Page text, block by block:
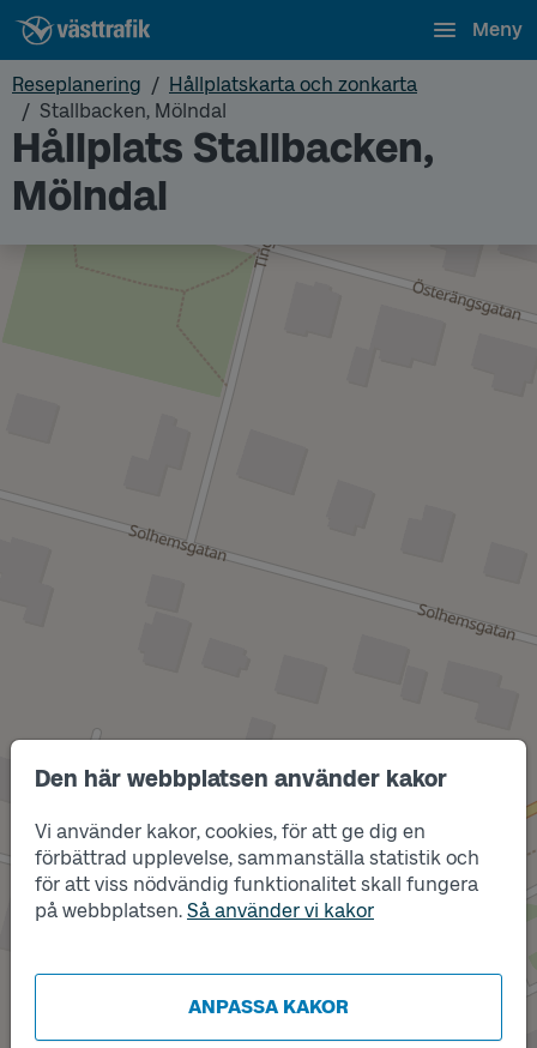
Den här webbplatsen använder kakor
Vi använder kakor, cookies, för att ge dig en
förbättrad upplevelse, sammanställa statistik och
för att viss nödvändig funktionalitet skall fungera
på webbplatsen. Så använder vi kakor
ANPASSA KAKOR
Meny
Reseplanering
Hållplatskarta och zonkarta
Stallbacken, Mölndal
Hållplats Stallbacken,
Mölndal
Läge
A
Läge
B